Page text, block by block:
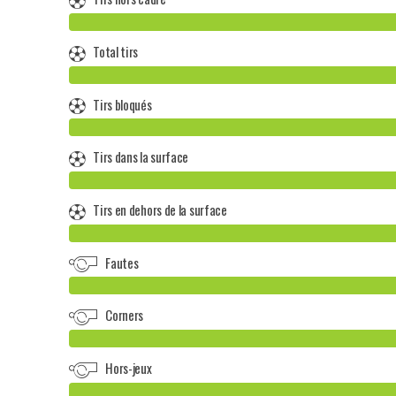
Total tirs
Tirs bloqués
Tirs dans la surface
Tirs en dehors de la surface
Fautes
Corners
Hors-jeux